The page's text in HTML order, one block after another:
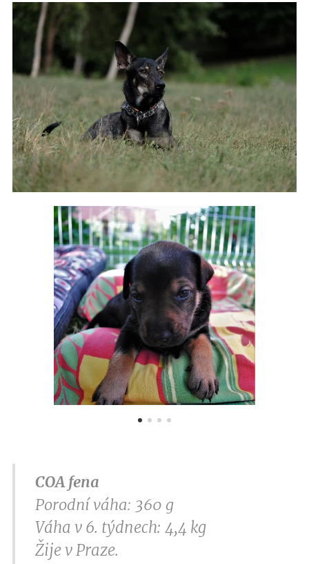
COA fena
Porodní váha: 360 g
Váha v 6. týdnech: 4,4 kg
Žije v Praze.